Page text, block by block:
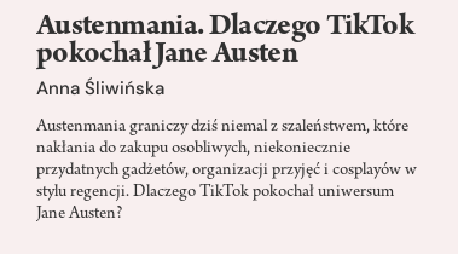
Austenmania. Dlaczego TikTok
pokochał Jane Austen
Anna Śliwińska
Austenmania graniczy dziś niemal z szaleństwem, które
nakłania do zakupu osobliwych, niekoniecznie
przydatnych gadżetów, organizacji przyjęć i cosplayów w
stylu regencji. Dlaczego TikTok pokochał uniwersum
Jane Austen?